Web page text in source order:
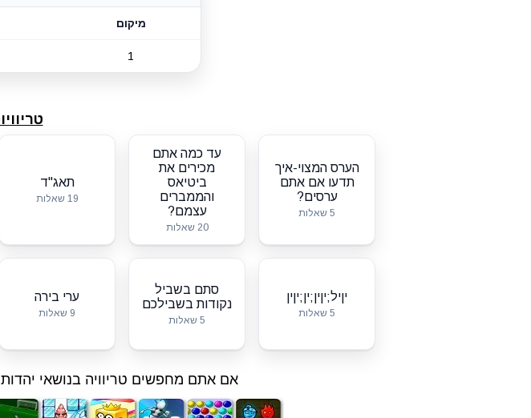
מיקום
1
הערס המצוי-איך
תדעו אם אתם
ערסים?
5 שאלות
עד כמה אתם
מכירים את
ביטיאס
והממברים
עצמם?
20 שאלות
תאג"ד
19 שאלות
יןיל;יןין;ין;יןין
5 שאלות
סתם בשביל
נקודות בשבילכם
5 שאלות
ערי בירה
9 שאלות
אם אתם מחפשים טריוויה בנושאי